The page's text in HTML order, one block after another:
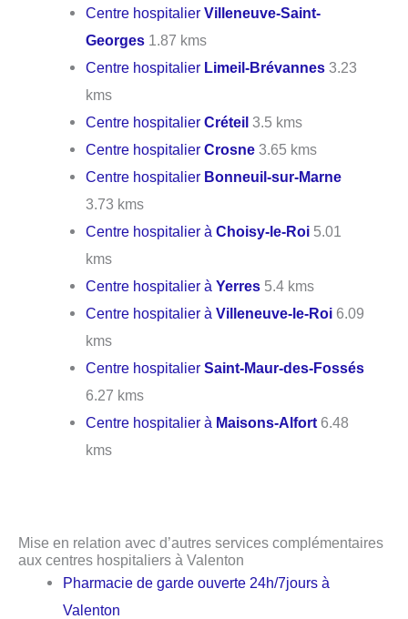
Centre hospitalierVilleneuve-Saint-
Georges 1.87 kms
Centre hospitalier Limeil-Brévannes 3.23
kms
Centre hospitalierCréteil 3.5 kms
Centre hospitalierCrosne 3.65 kms
Centre hospitalier Bonneuil-sur-Marne
3.73 kms
Centre hospitalier àChoisy-le-Roi 5.01
kms
Centre hospitalier àYerres 5.4 kms
Centre hospitalier àVilleneuve-le-Roi 6.09
kms
Centre hospitalierSaint-Maur-des-Fossés
6.27 kms
Centre hospitalier à Maisons-Alfort 6.48
kms
Mise en relation avec d’autres services complémentaires
aux centres hospitaliers à Valenton
Pharmacie de garde ouverte 24h/7jours à
Valenton